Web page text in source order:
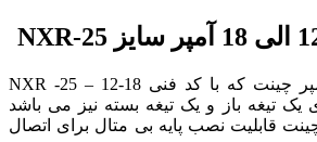
بی متال 12 الی 18 آمپر چینت که با کد فنی NXR -25 – 12-18
یک تیغه باز و یک تیغه بسته نیز می باشد
قابلیت نصب پایه بی متال برای اتصال